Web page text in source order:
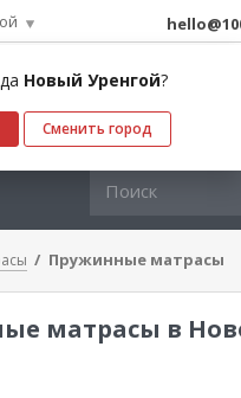
Новый Уренгой?
Сменить город
Пружинные матрасы
матрасы в